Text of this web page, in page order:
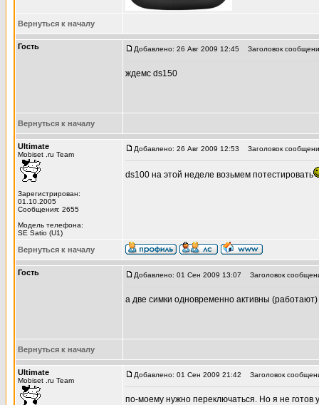
Вернуться к началу
Гость Добавлено: 26 Авг 2009 12:45 Заголовок
ждемс ds150
Вернуться к началу
Ultimate
Mobiset .ru Team
Зарегистрирован:
01.10.2005
Сообщения: 2655
Модель телефона:
SE Satio (U1)
Добавлено: 26 Авг 2009 12:53 Заголовок
ds100 на этой неделе возьмем потестировать
Вернуться к началу
Гость Добавлено: 01 Сен 2009 13:07 Заголовок
а две симки одновременно активны
Вернуться к началу
Ultimate
Mobiset .ru Team
Добавлено: 01 Сен 2009 21:42 Заголовок
по-моему нужно переключаться. Но я не готов